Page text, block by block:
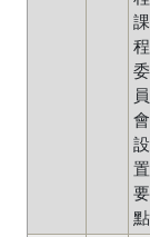
課
程
委
員
會
設
置
要
點